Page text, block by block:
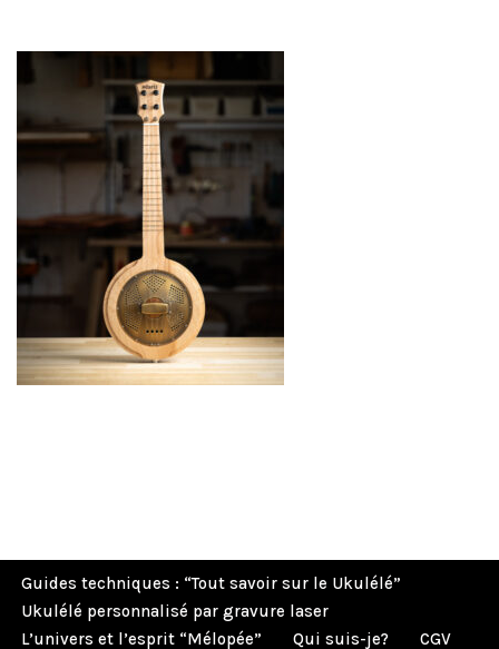
Guides techniques : “Tout savoir sur le Ukulélé”
Ukulélé personnalisé par gravure laser
L’univers et l’esprit “Mélopée”
Qui suis-je? CGV